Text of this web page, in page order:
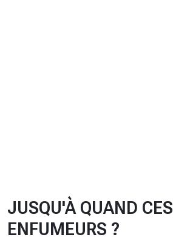
JUSQU'À QUAND CES
ENFUMEURS ?